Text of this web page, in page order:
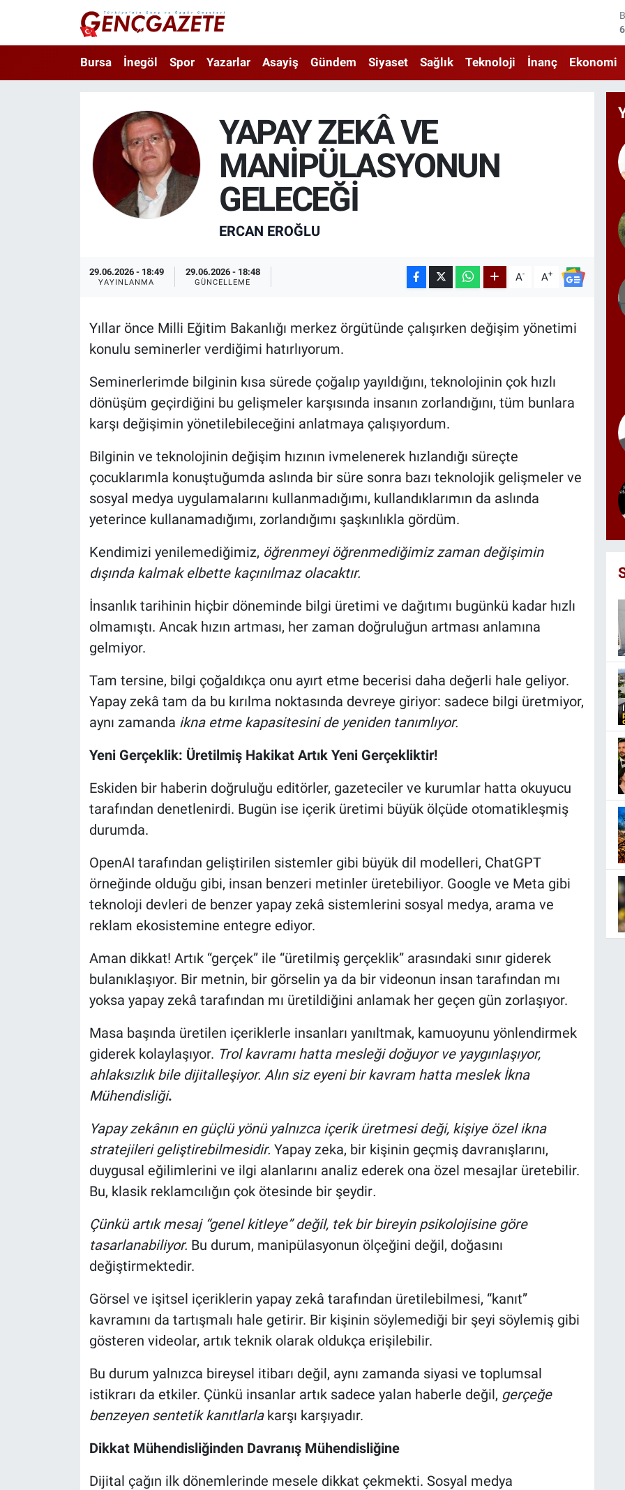
Bursa İnegöl Spor Yazarlar Asayiş Gündem Siyaset Sağlık Teknoloji İnanç Ekonomi
YAPAY ZEKÂ VE
MANİPÜLASYONUN
GELECEĞİ
ERCAN EROĞLU
29.06.2026 - 18:49
YAYINLANMA
29.06.2026 - 18:48
GÜNCELLEME A- A+
Yıllar önce Milli Eğitim Bakanlığı merkez örgütünde çalışırken değişim yönetimi
konulu seminerler verdiğimi hatırlıyorum.
Seminerlerimde bilginin kısa sürede çoğalıp yayıldığını, teknolojinin çok hızlı
dönüşüm geçirdiğini bu gelişmeler karşısında insanın zorlandığını, tüm bunlara
karşı değişimin yönetilebileceğini anlatmaya çalışıyordum.
Bilginin ve teknolojinin değişim hızının ivmelenerek hızlandığı süreçte
çocuklarımla konuştuğumda aslında bir süre sonra bazı teknolojik gelişmeler ve
sosyal medya uygulamalarını kullanmadığımı, kullandıklarımın da aslında
yeterince kullanamadığımı, zorlandığımı şaşkınlıkla gördüm.
Kendimizi yenilemediğimiz, öğrenmeyi öğrenmediğimiz zaman değişimin
dışında kalmak elbette kaçınılmaz olacaktır.
İnsanlık tarihinin hiçbir döneminde bilgi üretimi ve dağıtımı bugünkü kadar hızlı
olmamıştı. Ancak hızın artması, her zaman doğruluğun artması anlamına
gelmiyor.
Tam tersine, bilgi çoğaldıkça onu ayırt etme becerisi daha değerli hale geliyor.
Yapay zekâ tam da bu kırılma noktasında devreye giriyor: sadece bilgi üretmiyor,
aynı zamanda ikna etme kapasitesini de yeniden tanımlıyor.
Yeni Gerçeklik: Üretilmiş Hakikat Artık Yeni Gerçekliktir!
Eskiden bir haberin doğruluğu editörler, gazeteciler ve kurumlar hatta okuyucu
tarafından denetlenirdi. Bugün ise içerik üretimi büyük ölçüde otomatikleşmiş
durumda.
OpenAI tarafından geliştirilen sistemler gibi büyük dil modelleri, ChatGPT
örneğinde olduğu gibi, insan benzeri metinler üretebiliyor. Google ve Meta gibi
teknoloji devleri de benzer yapay zekâ sistemlerini sosyal medya, arama ve
reklam ekosistemine entegre ediyor.
Aman dikkat! Artık “gerçek” ile “üretilmiş gerçeklik” arasındaki sınır giderek
bulanıklaşıyor. Bir metnin, bir görselin ya da bir videonun insan tarafından mı
yoksa yapay zekâ tarafından mı üretildiğini anlamak her geçen gün zorlaşıyor.
Masa başında üretilen içeriklerle insanları yanıltmak, kamuoyunu yönlendirmek
giderek kolaylaşıyor. Trol kavramı hatta mesleği doğuyor ve yaygınlaşıyor,
ahlaksızlık bile dijitalleşiyor. Alın siz eyeni bir kavram hatta meslek İkna
Mühendisliği.
Yapay zekânın en güçlü yönü yalnızca içerik üretmesi deği, kişiye özel ikna
stratejileri geliştirebilmesidir. Yapay zeka, bir kişinin geçmiş davranışlarını,
duygusal eğilimlerini ve ilgi alanlarını analiz ederek ona özel mesajlar üretebilir.
Bu, klasik reklamcılığın çok ötesinde bir şeydir.
Çünkü artık mesaj “genel kitleye” değil, tek bir bireyin psikolojisine göre
tasarlanabiliyor. Bu durum, manipülasyonun ölçeğini değil, doğasını
değiştirmektedir.
Görsel ve işitsel içeriklerin yapay zekâ tarafından üretilebilmesi, “kanıt”
kavramını da tartışmalı hale getirir. Bir kişinin söylemediği bir şeyi söylemiş gibi
gösteren videolar, artık teknik olarak oldukça erişilebilir.
Bu durum yalnızca bireysel itibarı değil, aynı zamanda siyasi ve toplumsal
istikrarı da etkiler. Çünkü insanlar artık sadece yalan haberle değil, gerçeğe
benzeyen sentetik kanıtlarla karşı karşıyadır.
Dikkat Mühendisliğinden Davranış Mühendisliğine
Dijital çağın ilk dönemlerinde mesele dikkat çekmekti. Sosyal medya
Kültür & Sanat
Teknoloji
Astroloji-Rüya
Nöbetçi Eczaneler
Trafik Durumu
Süper Lig Puan Durumu ve Fikstür
Tüm Manşetler
Haber Arşivi